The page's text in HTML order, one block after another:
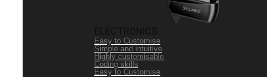
Easy to Customise
Simple and intuitive
Highly customisable
Coding skills
Easy to Customise